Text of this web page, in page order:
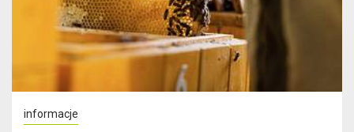
informacje